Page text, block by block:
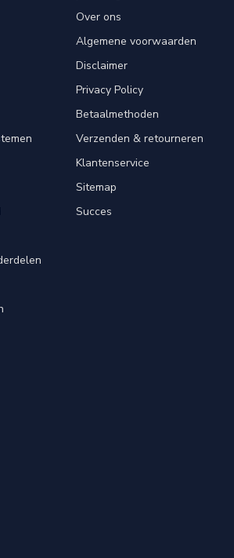
Over ons
Algemene voorwaarden
Disclaimer
Privacy Policy
Betaalmethoden
Verzenden & retourneren
Klantenservice
Sitemap
Succes